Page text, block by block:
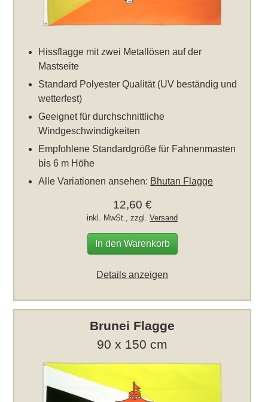
Hissflagge mit zwei Metallösen auf der
Mastseite
Standard Polyester Qualität (UV beständig und
wetterfest)
Geeignet für durchschnittliche
Windgeschwindigkeiten
Empfohlene Standardgröße für Fahnenmasten
bis 6 m Höhe
Alle Variationen ansehen: Bhutan Flagge
12,60 €
inkl. MwSt., zzgl.Versand
In den Warenkorb
Details anzeigen
Brunei Flagge
90 x 150 cm